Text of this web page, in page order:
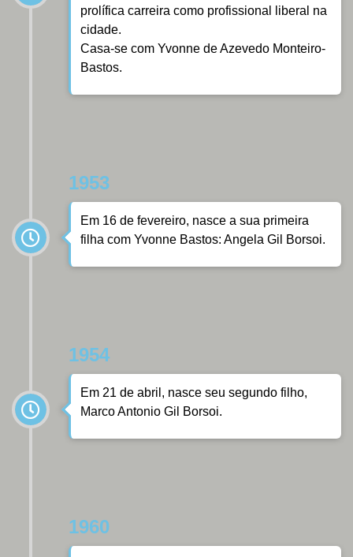
prolífica carreira como profissional liberal na
cidade.
Casa-se com Yvonne de Azevedo Monteiro-
Bastos.
1953
Em 16 de fevereiro, nasce a sua primeira
filha com Yvonne Bastos: Angela Gil Borsoi.
1954
Em 21 de abril, nasce seu segundo filho,
Marco Antonio Gil Borsoi.
1960